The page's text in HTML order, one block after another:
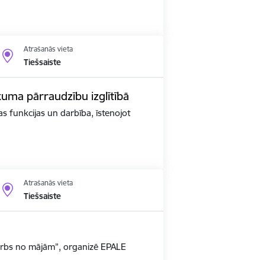
Atrašanās vieta
Tiešsaiste
pārraudzību izglītībā
funkcijas un darbība, īstenojot
Atrašanās vieta
Tiešsaiste
no mājām”, organizē EPALE